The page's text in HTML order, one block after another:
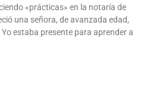
«prácticas» en la notaría de
una señora, de avanzada edad,
estaba presente para aprender a